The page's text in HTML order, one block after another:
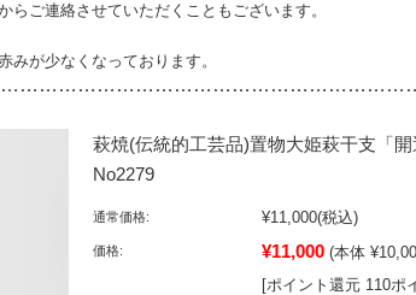
ご連絡させていただくこともございます。
が少なくなっております。
萩焼(伝統的工芸品)置物大姫萩干支「開
No2279
通常価格: ¥11,000(税込)
価格: ¥11,000 (本体
[ポイント還元 110ポ